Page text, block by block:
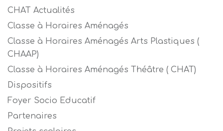
CHAT Actualités
Classe à Horaires Aménagés
Classe à Horaires Aménagés Arts Plastiques (
CHAAP)
Classe à Horaires Aménagés Théâtre ( CHAT)
Dispositifs
Foyer Socio Educatif
Partenaires